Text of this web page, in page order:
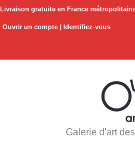
Aller
Livraison gratuite en France
Ouvrir un compte | Identifiez-vous
Galerie d'art